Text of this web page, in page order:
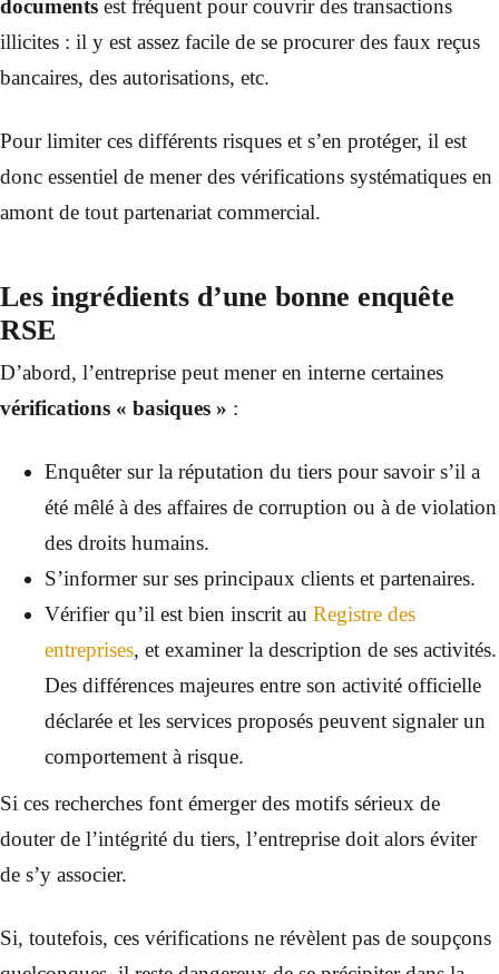
documents est fréquent pour couvrir des transactions
illicites : il y est assez facile de se procurer des faux reçus
bancaires, des autorisations, etc.
Pour limiter ces différents risques et s’en protéger, il est
donc essentiel de mener des vérifications systématiques en
amont de tout partenariat commercial.
Les ingrédients d’une bonne enquête
RSE
D’abord, l’entreprise peut mener en interne certaines
vérifications « basiques » :
Enquêter sur la réputation du tiers pour savoir s’il a
été mêlé à des affaires de corruption ou à de violation
des droits humains.
S’informer sur ses principaux clients et partenaires.
Vérifier qu’il est bien inscrit au Registre des
entreprises, et examiner la description de ses activités.
Des différences majeures entre son activité officielle
déclarée et les services proposés peuvent signaler un
comportement à risque.
Si ces recherches font émerger des motifs sérieux de
douter de l’intégrité du tiers, l’entreprise doit alors éviter
de s’y associer.
Si, toutefois, ces vérifications ne révèlent pas de soupçons